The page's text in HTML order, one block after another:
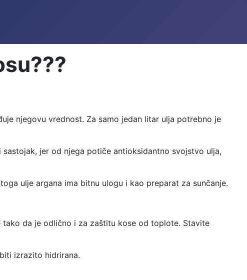
njegovu vrednost. Za samo jedan litar ulja potrebno je
jer od njega potiče antioksidantno svojstvo ulja,
ulje argana ima bitnu ulogu i kao preparat za sunčanje.
da je odlično i za zaštitu kose od toplote. Stavite
izrazito hidrirana.